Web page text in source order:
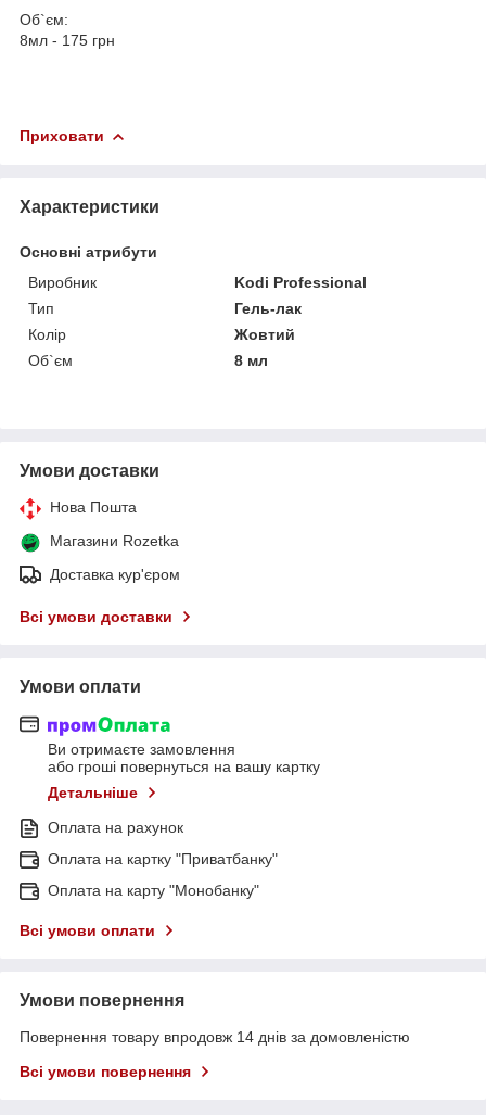
Об`єм:
8мл - 175 грн
Приховати
Характеристики
Основні атрибути
Виробник
Kodi Professional
Тип
Гель-лак
Колір
Жовтий
Об`єм
8 мл
Умови доставки
Нова Пошта
Магазини Rozetka
Доставка кур'єром
Всі умови доставки
Умови оплати
Ви отримаєте замовлення
або гроші повернуться на вашу картку
Детальніше
Оплата на рахунок
Оплата на картку "Приватбанку"
Оплата на карту "Монобанку"
Всі умови оплати
Умови повернення
Повернення товару впродовж 14 днів за домовленістю
Всі умови повернення